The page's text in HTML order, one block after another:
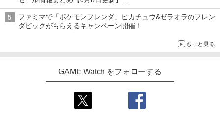
銀河英雄伝説 Blu-ray BOX スタンダー
ドエディション 4【Blu-ray】 [ 堀川亮 ]
ニンテンドーeショップでは「大神 絶景版」が67%オフで990円
ファミマで「ポケモンフレンダ」ピカチュウ&ゼラオラのフレン
ダピックがもらえるキャンペーン開催！
もっと見る
GAME Watch をフォローする